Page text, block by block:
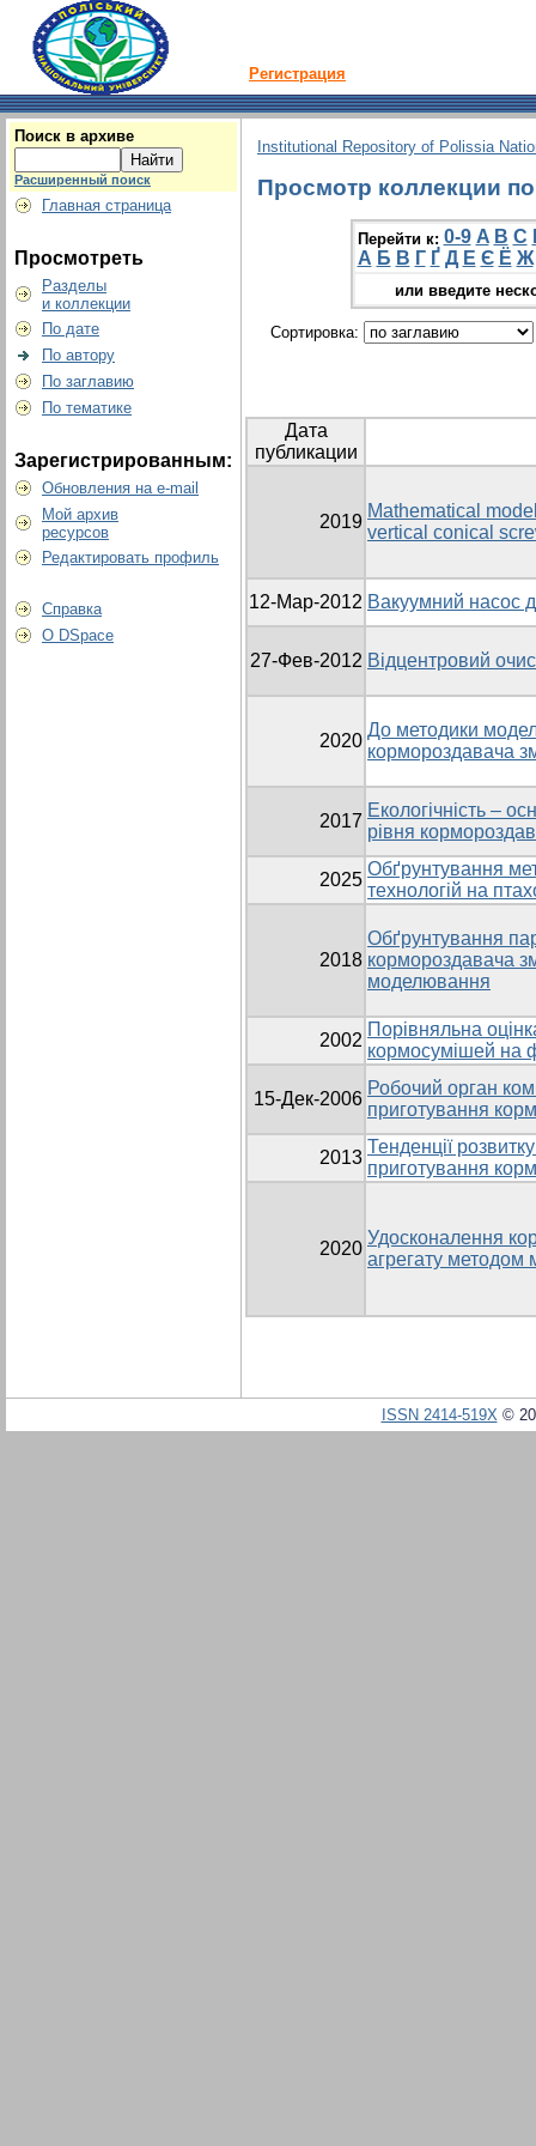
Регистрация
Поиск в архиве
Расширенный поиск
Главная страница
Просмотреть
Разделы
и коллекции
По дате
По автору
По заглавию
По тематике
Зарегистрированным:
Обновления на e-mail
Мой архив
ресурсов
Редактировать профиль
Справка
О DSpace
Institutional Repository of Polissia
Просмотр коллекции
Перейти к: 0-9 A B C
А Б В Г Ґ Д Е Є Ё Ж
или введите
Сортировка:
Дата
публикации
2019
Mathematical
vertical conical
12-Мар-2012 Вакуумний насос
27-Фев-2012 Відцентровий
2020
До методики
кормороздавача
2017
Екологічність –
рівня
2025
Обґрунтування
технологій на
2018
Обґрунтування
кормороздавача
моделювання
2002
Порівняльна
кормосумішей на
15-Дек-2006
Робочий орган
приготування
2013
Тенденції
приготування
2020
Удосконалення
агрегату методом
ISSN 2414-519X©